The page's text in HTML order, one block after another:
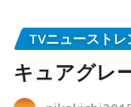
TVニューストレ
キュアグレ